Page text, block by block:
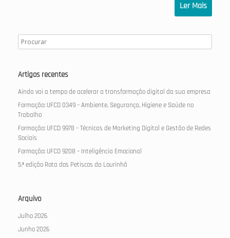
Ler Mais
Artigos recentes
Ainda vai a tempo de acelerar a transformação digital da sua empresa
Formação: UFCD 0349 – Ambiente, Segurança, Higiene e Saúde no
Trabalho
Formação: UFCD 9978 – Técnicas de Marketing Digital e Gestão de Redes
Sociais
Formação: UFCD 9208 – Inteligência Emocional
5.ª edição Rota dos Petiscos da Lourinhã
Arquivo
Julho 2026
Junho 2026